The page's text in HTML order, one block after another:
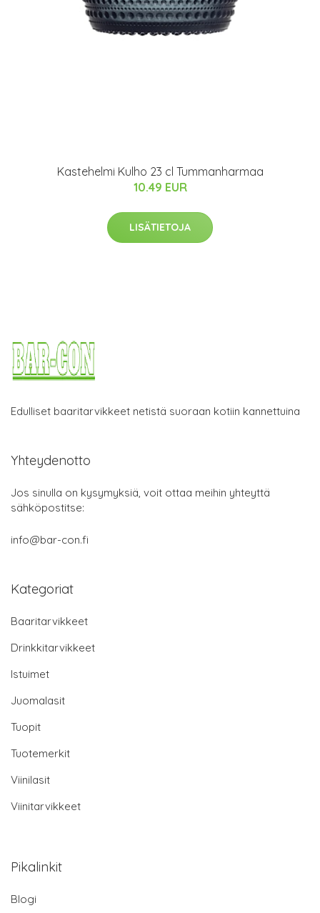
Kastehelmi Kulho 23 cl Tummanharmaa
10.49 EUR
LISÄTIETOJA
Edulliset baaritarvikkeet netistä suoraan kotiin kannettuina
Yhteydenotto
Jos sinulla on kysymyksiä, voit ottaa meihin yhteyttä
sähköpostitse:
info@bar-con.fi
Kategoriat
Baaritarvikkeet
Drinkkitarvikkeet
Istuimet
Juomalasit
Tuopit
Tuotemerkit
Viinilasit
Viinitarvikkeet
Pikalinkit
Blogi